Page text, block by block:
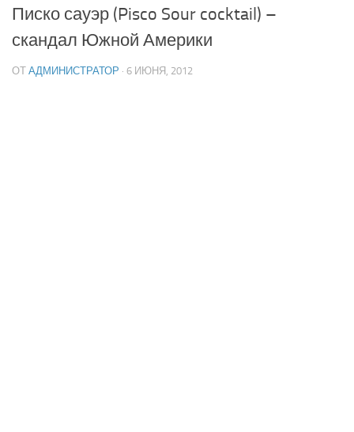
Писко сауэр (Pisco Sour cocktail) –
скандал Южной Америки
ОТ АДМИНИСТРАТОР · 6 ИЮНЯ, 2012